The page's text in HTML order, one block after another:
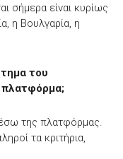
σήμερα είναι κυρίως
η Βουλγαρία, η
του
πλατφόρμα;
της πλατφόρμας.
τα κριτήρια,